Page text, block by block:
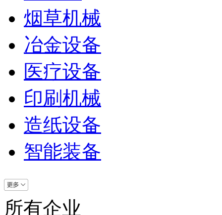
烟草机械
冶金设备
医疗设备
印刷机械
造纸设备
智能装备
所有企业